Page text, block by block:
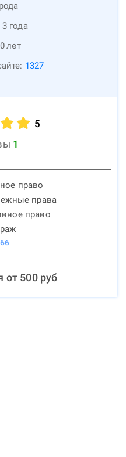
года
лет
1327
5
1
право
права
право
66
от 500руб